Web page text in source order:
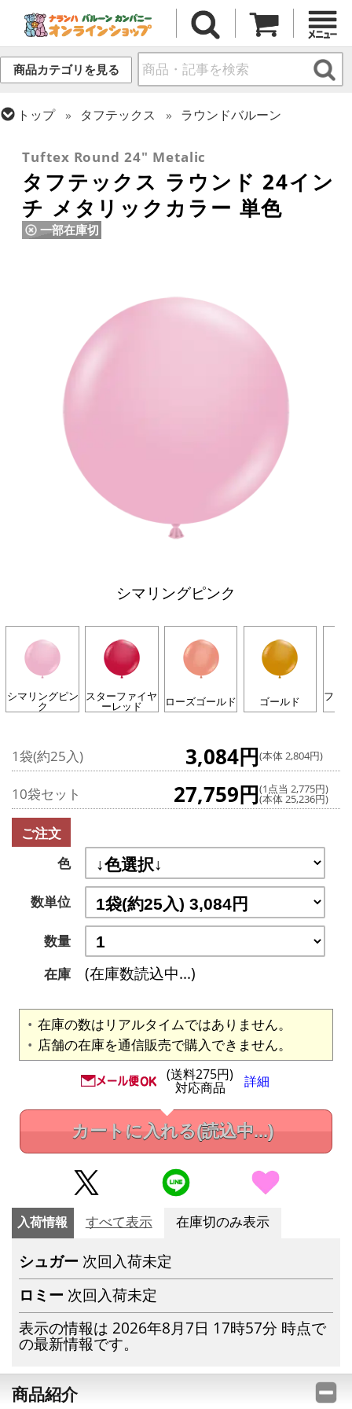
商品カテゴリを見る
トップ タフテックス
ラウンドバルーン
Tuftex Round 24" Metalic
タフテックス ラウンド 24イン
チ メタリックカラー 単色
一部在庫切
シマリングピンク
シマリングピン
ク
スターファイヤ
ーレッド ローズゴールド ゴールド フォ
1袋(約25入) 3,084円(本体 2,804円)
10袋セット 27,759円(1点当 2,775円)
(本体 25,236円)
ご注文
色
数単位
数量
在庫
(在庫数読込中...)
在庫の数はリアルタイムではありません。
店舗の在庫を通信販売で購入できません。
(送料275円)
対応商品 詳細
カートに入れる(読込中...)
入荷情報 すべて表示 在庫切のみ表示
シュガー 次回入荷未定
ロミー 次回入荷未定
表示の情報は 2026年8月7日 17時57分 時点で
の最新情報です。
商品紹介